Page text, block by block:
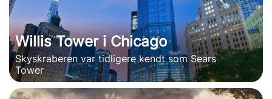
Willis Tower i Chicago
Skyskraberen var tidligere kendt som Sears
Tower